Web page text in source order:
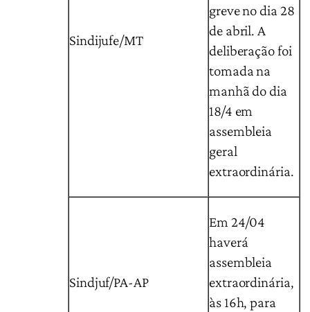
Sindijufe/MT
greve no dia 28
de abril. A
deliberação foi
tomada na
manhã do dia
18/4 em
assembleia
geral
extraordinária.
Sindjuf/PA-AP
Em 24/04
haverá
assembleia
extraordinária,
às 16h, para